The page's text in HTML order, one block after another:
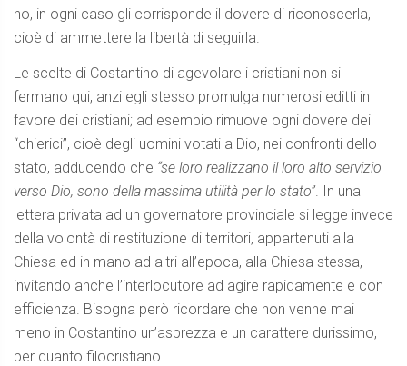
no, in ogni caso gli corrisponde il dovere di riconoscerla,
cioè di ammettere la libertà di seguirla.
Le scelte di Costantino di agevolare i cristiani non si
fermano qui, anzi egli stesso promulga numerosi editti in
favore dei cristiani; ad esempio rimuove ogni dovere dei
“chierici”, cioè degli uomini votati a Dio, nei confronti dello
stato, adducendo che “se loro realizzano il loro alto servizio
verso Dio, sono della massima utilità per lo stato”. In una
lettera privata ad un governatore provinciale si legge invece
della volontà di restituzione di territori, appartenuti alla
Chiesa ed in mano ad altri all’epoca, alla Chiesa stessa,
invitando anche l’interlocutore ad agire rapidamente e con
efficienza. Bisogna però ricordare che non venne mai
meno in Costantino un’asprezza e un carattere durissimo,
per quanto filocristiano.